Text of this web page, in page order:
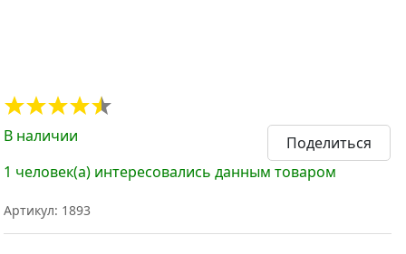
В наличии
Поделиться
1 человек(а) интересовались данным товаром
Артикул: 1893